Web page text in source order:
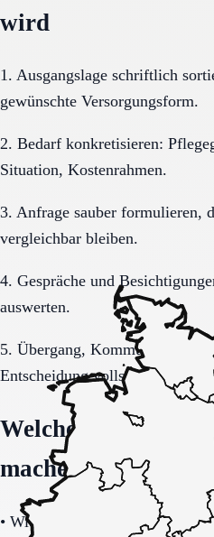
wird
1. Ausgangslage schriftlich
gewünschte Versorgungsform.
2. Bedarf konkretisieren:
Situation, Kostenrahmen.
3. Anfrage sauber formulieren,
vergleichbar bleiben.
4. Gespräche und
auswerten.
5. Übergang, Kommunikation
Entscheidung vollständig klären.
Welche Fragen den
machen
• Wie tragfähig ist das